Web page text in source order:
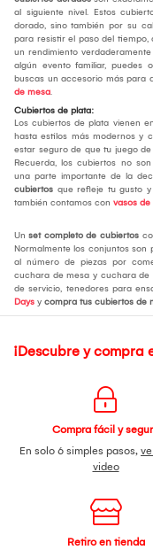
al siguiente nivel. Estos
dorado, sino también por su
para resistir el paso del
un rendimiento
algún evento familiar, puedes
buscas un accesorio más para
de mesa.
Cubiertos de plata:
Los cubiertos de plata vienen
hasta estilos más modernos y
estar seguro de que tu juego
Recuerda, los cubiertos no
una parte importante de la
cubiertos que refleje tu gusto
también contamos con vasos de
Un set completo de cubiertos
Normalmente los conjuntos son
al número de piezas por
cuchara de mesa y cuchara de
de servicio, tenedores para
Days y compra tus cubiertos de
¡Descubre y compra
Compra fácil y
En solo 6 simples pasos,
video
Retiro en tienda